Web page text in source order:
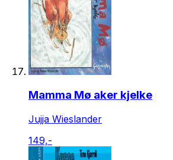
Mamma Mø aker kjelke
Jujja Wieslander
149,-